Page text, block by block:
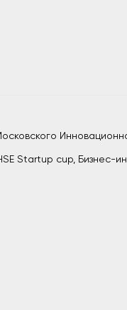
Startup cup, Бизнес-